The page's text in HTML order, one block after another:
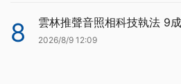
8 雲林推聲音照相科技執法 9
2026/8/9 12:09